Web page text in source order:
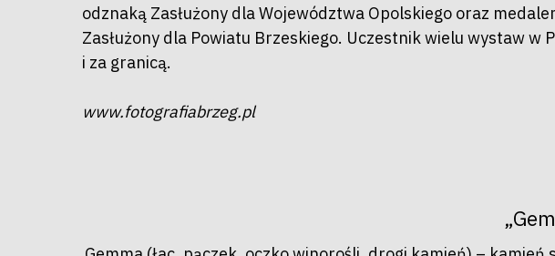
odznaką Zasłużony dla Województwa Opolskiego oraz
Zasłużony dla Powiatu Brzeskiego. Uczestnik wielu wystaw w
i za granicą.
www.fotografiabrzeg.pl